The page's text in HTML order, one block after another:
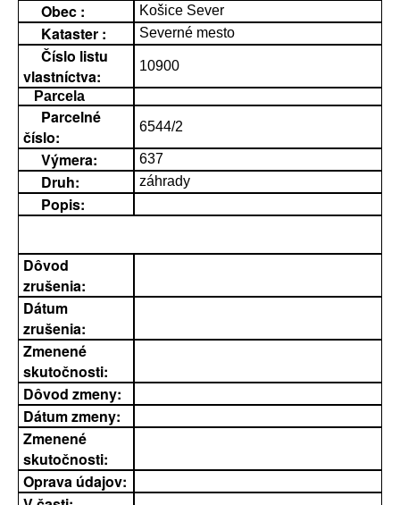
Obec : Košice Sever
Kataster : Severné mesto
Číslo listu
vlastníctva:
10900
Parcela
Parcelné
číslo:
6544/2
Výmera: 637
Druh: záhrady
Popis:
Dôvod
zrušenia:
Dátum
zrušenia:
Zmenené
skutočnosti:
Dôvod zmeny:
Dátum zmeny:
Zmenené
skutočnosti:
Oprava údajov: